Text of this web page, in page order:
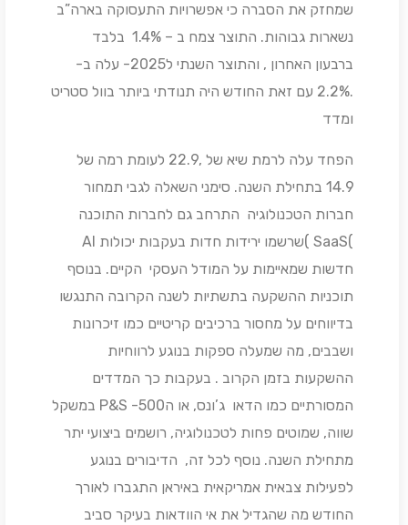
שמחזק את הסברה כי אפשרויות התעסוקה בארה”ב
נשארות גבוהות. התוצר צמח ב – 1.4% בלבד
ברבעון האחרון , והתוצר השנתי ל2025- עלה ב-
.2.2% עם זאת החודש היה תנודתי ביותר בוול סטריט
ומדד
הפחד עלה לרמת שיא של ,22.9 לעומת רמה של
14.9 בתחילת השנה. סימני השאלה לגבי תמחור
חברות הטכנולוגיה התרחב גם לחברות התוכנה
)SaaS )שרשמו ירידות חדות בעקבות יכולות AI
חדשות שמאיימות על המודל העסקי הקיים. בנוסף
תוכניות ההשקעה בתשתיות לשנה הקרובה התנגשו
בדיווחים על מחסור ברכיבים קריטיים כמו זיכרונות
ושבבים, מה שמעלה ספקות בנוגע לרווחיות
ההשקעות בזמן הקרוב . בעקבות כך המדדים
המסורתיים כמו הדאו ג’ונס, או ה500- P&S במשקל
שווה, שמוטים פחות לטכנולוגיה, רושמים ביצועי יתר
מתחילת השנה. נוסף לכל זה, הדיבורים בנוגע
לפעילות צבאית אמריקאית באיראן התגברו לאורך
החודש מה שהגדיל את אי הוודאות בעיקר סביב